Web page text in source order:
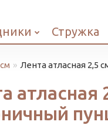
Стружка
Лента атласная 2,5
атласная